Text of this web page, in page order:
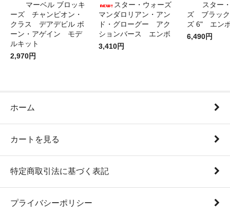
マーベル ブロッキ
ーズ チャンピオン・
クラス デアデビル ボ
ーン・アゲイン モデ
ルキット
2,970円
スター・ウォーズ
マンダロリアン・アン
ド・グローグー アク
ションバース エンボ
3,410円
スター
ズ ブラック
ズ 6" エン
6,490円
ホーム
カートを見る
特定商取引法に基づく表記
プライバシーポリシー